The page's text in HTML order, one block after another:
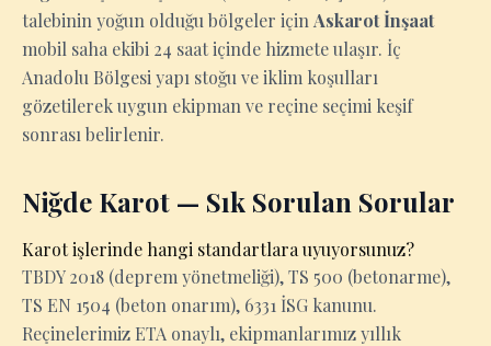
talebinin yoğun olduğu bölgeler için Askarot İnşaat
mobil saha ekibi 24 saat içinde hizmete ulaşır. İç
Anadolu Bölgesi yapı stoğu ve iklim koşulları
gözetilerek uygun ekipman ve reçine seçimi keşif
sonrası belirlenir.
Niğde Karot — Sık Sorulan Sorular
Karot işlerinde hangi standartlara uyuyorsunuz?
TBDY 2018 (deprem yönetmeliği), TS 500 (betonarme),
TS EN 1504 (beton onarım), 6331 İSG kanunu.
Reçinelerimiz ETA onaylı, ekipmanlarımız yıllık